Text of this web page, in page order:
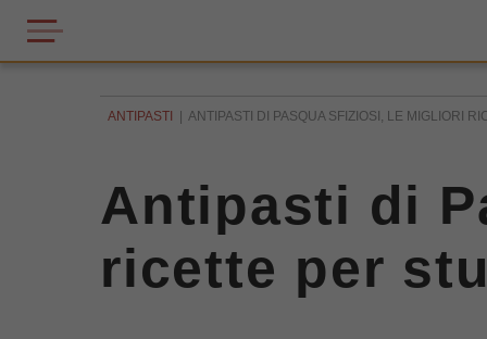
ANTIPASTI ANTIPASTI DI PASQUA SFIZIOSI, LE MIGLIORI
Antipasti di
ricette per